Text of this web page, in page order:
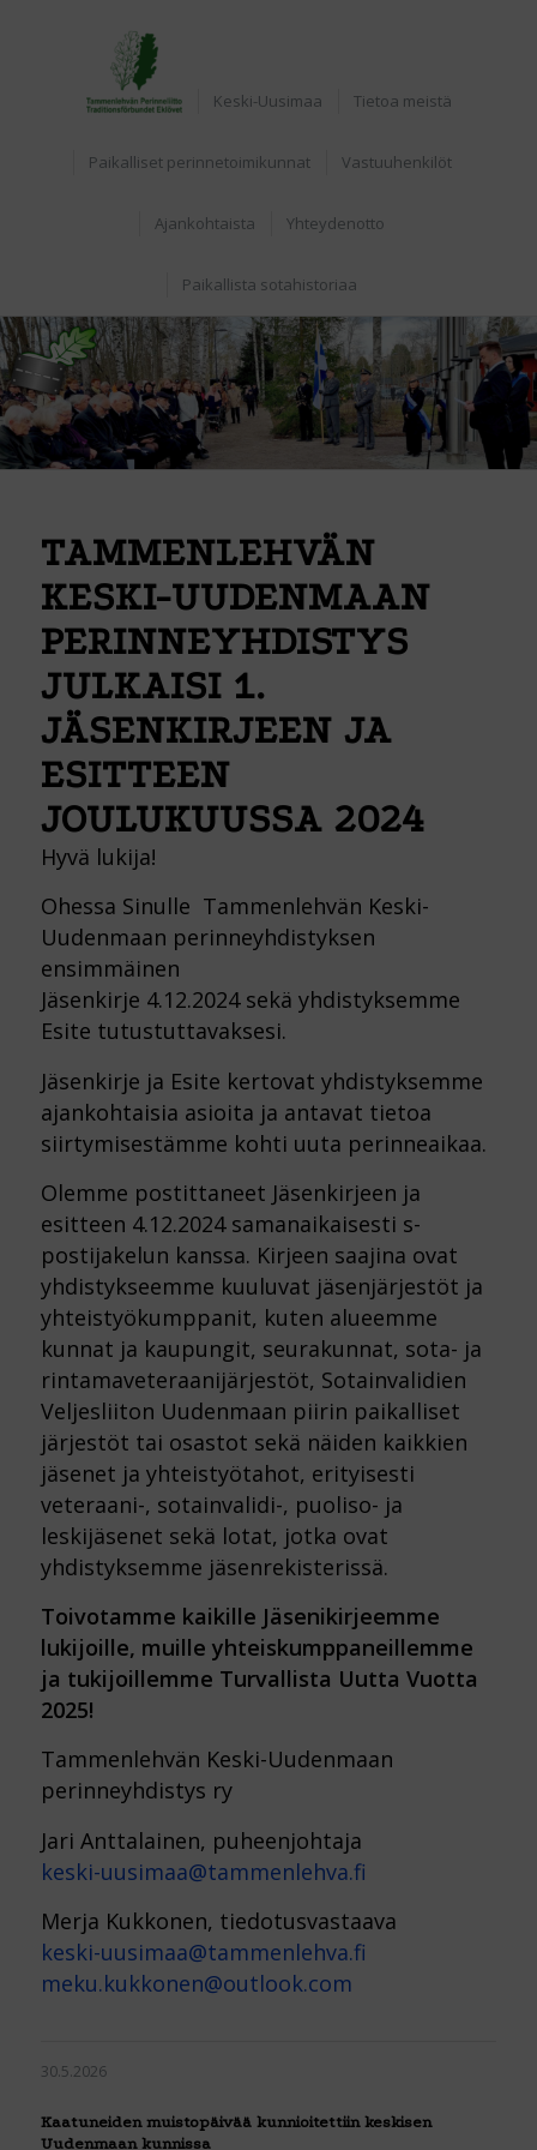
Keski-Uusimaa Tietoa meistä
Paikalliset perinnetoimikunnat Vastuuhenkilöt
Ajankohtaista Yhteydenotto
Paikallista sotahistoriaa
TAMMENLEHVÄN
KESKI-UUDENMAAN
PERINNEYHDISTYS
JULKAISI 1.
JÄSENKIRJEEN JA
ESITTEEN
JOULUKUUSSA 2024
Hyvä lukija!
Ohessa Sinulle Tammenlehvän Keski-
Uudenmaan perinneyhdistyksen
ensimmäinen
Jäsenkirje 4.12.2024 sekä yhdistyksemme
Esite tutustuttavaksesi.
Jäsenkirje ja Esite kertovat yhdistyksemme
ajankohtaisia asioita ja antavat tietoa
siirtymisestämme kohti uuta perinneaikaa.
Olemme postittaneet Jäsenkirjeen ja
esitteen 4.12.2024 samanaikaisesti s-
postijakelun kanssa. Kirjeen saajina ovat
yhdistykseemme kuuluvat jäsenjärjestöt ja
yhteistyökumppanit, kuten alueemme
kunnat ja kaupungit, seurakunnat, sota- ja
rintamaveteraanijärjestöt, Sotainvalidien
Veljesliiton Uudenmaan piirin paikalliset
järjestöt tai osastot sekä näiden kaikkien
jäsenet ja yhteistyötahot, erityisesti
veteraani-, sotainvalidi-, puoliso- ja
leskijäsenet sekä lotat, jotka ovat
yhdistyksemme jäsenrekisterissä.
Toivotamme kaikille Jäsenikirjeemme
lukijoille, muille yhteiskumppaneillemme
ja tukijoillemme Turvallista Uutta Vuotta
2025!
Tammenlehvän Keski-Uudenmaan
perinneyhdistys ry
Jari Anttalainen, puheenjohtaja
keski-uusimaa@tammenlehva.fi
Merja Kukkonen, tiedotusvastaava
keski-uusimaa@tammenlehva.fi
meku.kukkonen@outlook.com
30.5.2026
Kaatuneiden muistopäivää kunnioitettiin keskisen
Uudenmaan kunnissa